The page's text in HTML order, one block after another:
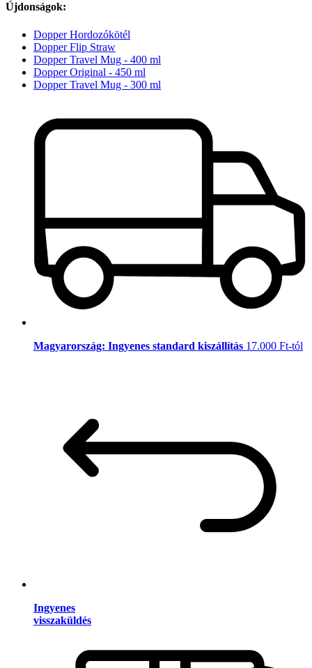
Újdonságok:
Dopper Hordozókötél
Dopper Flip Straw
Dopper Travel Mug - 400 ml
Dopper Original - 450 ml
Dopper Travel Mug - 300 ml
Magyarország: Ingyenes standard kiszállítás 17.000 Ft-tól
Ingyenes
visszaküldés